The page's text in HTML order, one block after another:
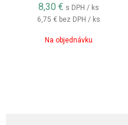
8,30 € s DPH / ks
6,75 € bez DPH / ks
Na objednávku